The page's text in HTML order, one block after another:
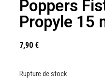
Poppers
Propyle 15
7,90 €
Rupture de stock